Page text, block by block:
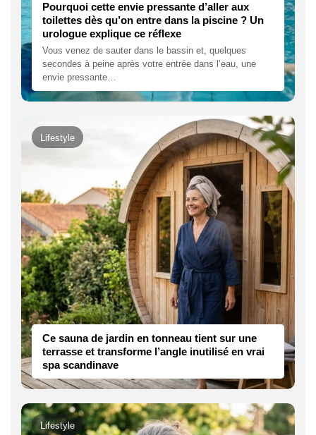
Pourquoi cette envie pressante d’aller aux
toilettes dès qu’on entre dans la piscine ? Un
urologue explique ce réflexe
Vous venez de sauter dans le bassin et, quelques
secondes à peine après votre entrée dans l’eau, une
envie pressante…
Lifestyle
Ce sauna de jardin en tonneau tient sur une
terrasse et transforme l’angle inutilisé en vrai
spa scandinave
Lifestyle